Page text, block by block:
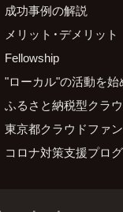
成功事例の解説
メリット・デメリット
Fellowship
"ローカル"の活動を始
ふるさと納税型クラ
東京都クラウドファ
コロナ対策支援プロ